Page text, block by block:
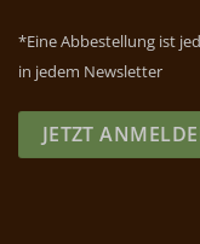
*Eine Abbestellung ist
in jedem Newsletter
JETZT